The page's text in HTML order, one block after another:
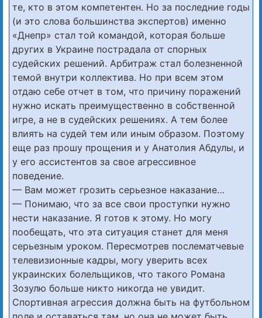
те, кто в этом компетентен. Но за последние годы
(и это слова большинства экспертов) именно
«Днепр» стал той командой, которая больше
других в Украине пострадала от спорных
судейских решений. Арбитраж стал болезненной
темой внутри коллектива. Но при всем этом
отдаю себе отчет в том, что причину поражений
нужно искать преимущественно в собственной
игре, а не в судейских решениях. А тем более
влиять на судей тем или иным образом. Поэтому
еще раз прошу прощения и у Анатолия Абдулы, и
у его ассистентов за свое агрессивное
поведение.
— Вам может грозить серьезное наказание…
— Понимаю, что за все свои проступки нужно
нести наказание. Я готов к этому. Но могу
пообещать, что эта ситуация станет для меня
серьезным уроком. Пересмотрев послематчевые
телевизионные кадры, могу уверить всех
украинских болельщиков, что такого Романа
Зозулю больше никто никогда не увидит.
Спортивная агрессия должна быть на футбольном